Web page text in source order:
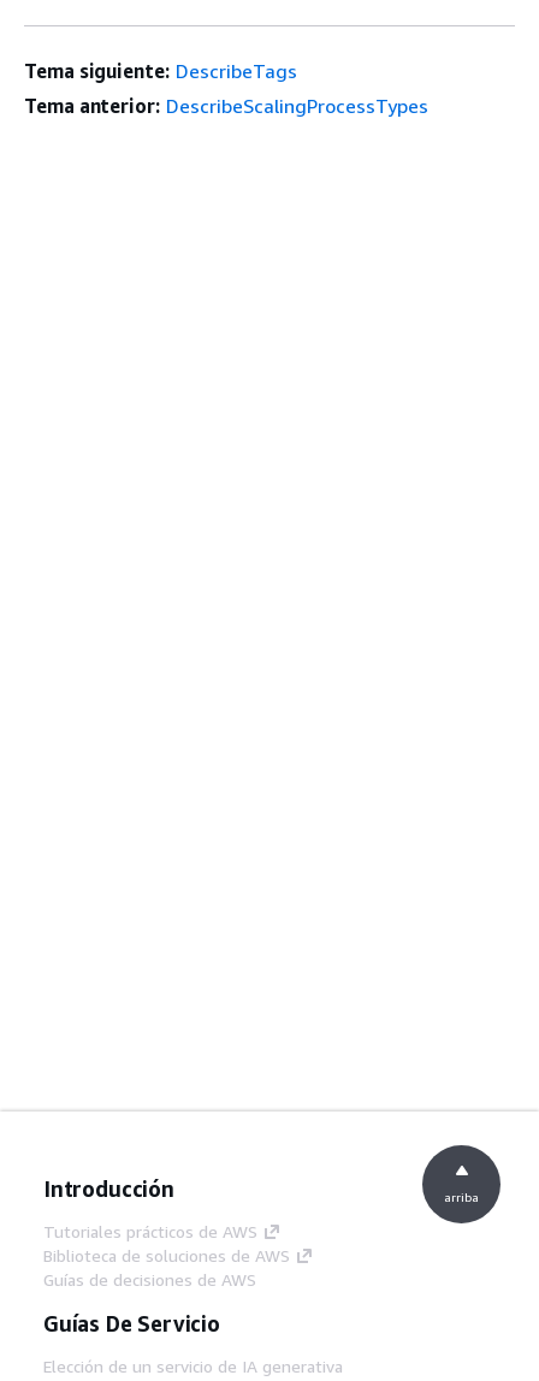
Tema siguiente: DescribeTags
Tema anterior: DescribeScalingProcessTypes
Introducción
Tutoriales prácticos de AWS
Biblioteca de soluciones de AWS
Guías de decisiones de AWS
Guías De Servicio
Elección de un servicio de IA generativa
arriba